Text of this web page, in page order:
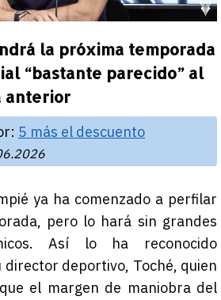
la próxima temporada
“bastante parecido” al
anterior
5 más el descuento
ya ha comenzado a perfilar
pero lo hará sin grandes
Así lo ha reconocido
director deportivo, Toché, quien
el margen de maniobra del